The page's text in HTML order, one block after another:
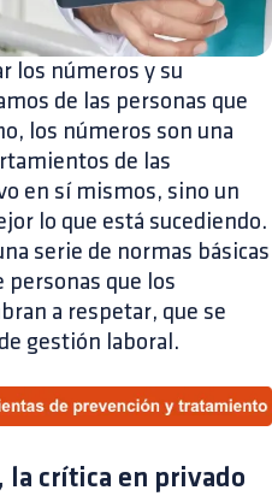
los números y su
de las personas que
los números son una
de las
en sí mismos, sino un
lo que está sucediendo.
serie de normas básicas
personas que los
a respetar, que se
gestión laboral.
la crítica en privado